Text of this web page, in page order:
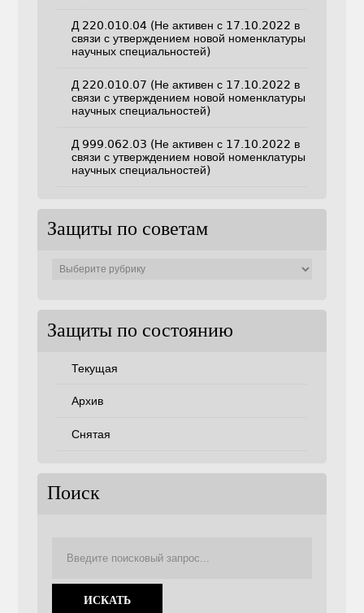
Д 220.010.04 (Не активен с 17.10.2022 в
связи с утверждением новой номенклатуры
научных специальностей)
Д 220.010.07 (Не активен с 17.10.2022 в
связи с утверждением новой номенклатуры
научных специальностей)
Д 999.062.03 (Не активен с 17.10.2022 в
связи с утверждением новой номенклатуры
научных специальностей)
Защиты по советам
Защиты по состоянию
Текущая
Архив
Снятая
Поиск